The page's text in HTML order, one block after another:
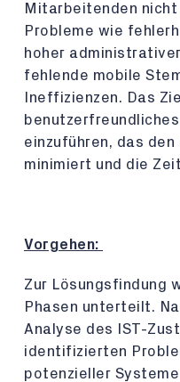
Mitarbeitenden
Probleme wie
hoher
fehlende mobile
Ineffizienzen. Das
einzuführen, das
minimiert und die
Vorgehen:
Zur Lösungsfindung
Phasen unterteilt.
Analyse des IST-
identifizierten
potenzieller